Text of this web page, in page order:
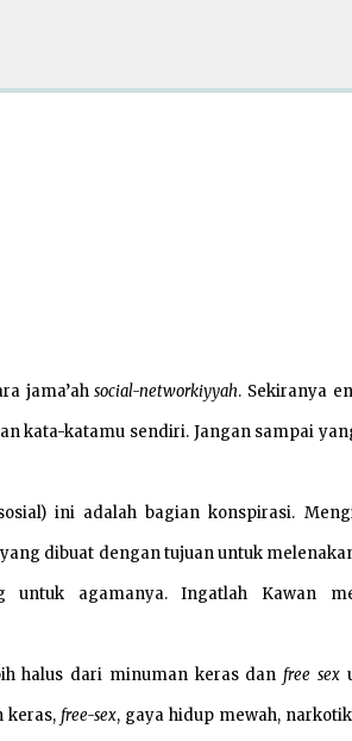
jama’ahsocial-networkiyyah. Sekiranya
kata-katamu sendiri. Jangan sampai
ini adalah bagian konspirasi.
dibuat dengan tujuan untuk
untuk agamanya. Ingatlah Kawan
halus dari minuman keras dan free sex
keras, free-sex, gaya hidup mewah,